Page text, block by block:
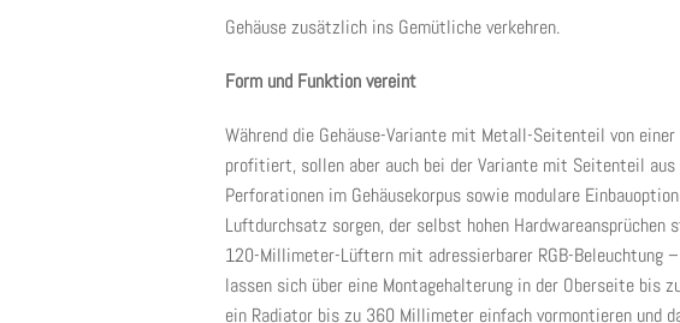
Gehäuse zusätzlich ins Gemütliche verkehren.
Form und Funktion vereint
Während die Gehäuse-Variante mit Metall-Seitenteil von
profitiert, sollen aber auch bei der Variante mit Seitenteil
Perforationen im Gehäusekorpus sowie modulare
Luftdurchsatz sorgen, der selbst hohen
120-Millimeter-Lüftern mit adressierbarer RGB-Beleuchtung
lassen sich über eine Montagehalterung in der Oberseite
ein Radiator bis zu 360 Millimeter einfach vormontieren und